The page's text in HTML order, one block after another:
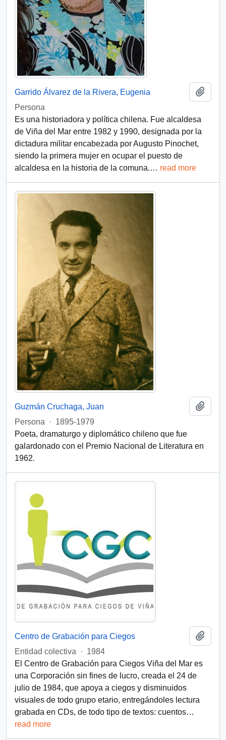
Garrido Álvarez de la Rivera, Eugenia
Persona
Es una historiadora y política chilena. Fue alcaldesa
de Viña del Mar entre 1982 y 1990, designada por la
dictadura militar encabezada por Augusto Pinochet,
siendo la primera mujer en ocupar el puesto de
alcaldesa en la historia de la comuna.… read more
Guzmán Cruchaga, Juan
Persona
· 1895-1979
Poeta, dramaturgo y diplomático chileno que fue
galardonado con el Premio Nacional de Literatura en
1962.
Centro de Grabación para Ciegos
Entidad colectiva
· 1984
El Centro de Grabación para Ciegos Viña del Mar es
una Corporación sin fines de lucro, creada el 24 de
julio de 1984, que apoya a ciegos y disminuidos
visuales de todo grupo etario, entregándoles lectura
grabada en CDs, de todo tipo de textos: cuentos…
read more